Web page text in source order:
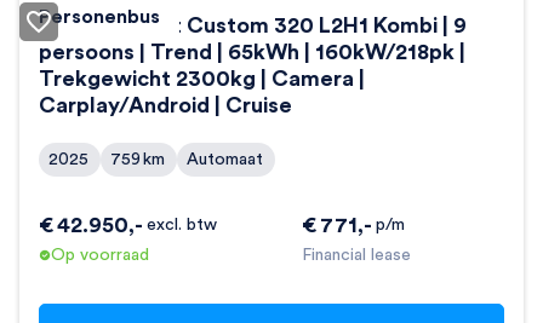
Personenbus
Ford E-Transit Custom 320 L2H1 Kombi | 9
persoons | Trend | 65kWh | 160kW/218pk |
Trekgewicht 2300kg | Camera |
Carplay/Android | Cruise
2025 759 km Automaat
€ 771,- p/m
Financial lease
€42.950,- excl. btw
Op voorraad